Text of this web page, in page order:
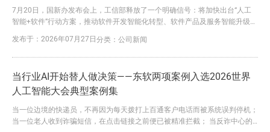
7月20日，国新办发布会上，工信部释放了一个明确信号：将加快出台“人工
智能+软件”行动方案，推动软件开发智能化转型、软件产品及服务智能升级、
对软件产业与AI融合发展给出的最具体、最有力度的政策表达。这一方案的核
心指向是：AI不是要替代软件，而是要重塑软件的生产方式和价值形态。 几
发布于：2026年07月27日 分类： 公司新闻
当行业AI开始替人做决策——东软两项案例入选2026世界
人工智能大会典型案例集
当一位边境的快递员，不再因为每天拨打上百通客户电话而被系统误判停机；
当一位老人收到诈骗短信，在点击链接之前便已被精准拦截； 当反诈中心的